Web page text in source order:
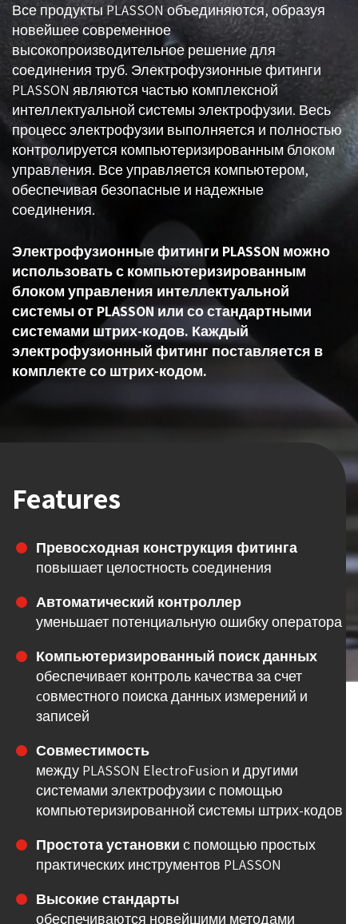
Все продукты PLASSON объединяются, образуя
новейшее современное
высокопроизводительное решение для
соединения труб. Электрофузионные фитинги
PLASSON являются частью комплексной
интеллектуальной системы электрофузии. Весь
процесс электрофузии выполняется и полностью
контролируется компьютеризированным блоком
управления. Все управляется компьютером,
обеспечивая безопасные и надежные
соединения.
Электрофузионные фитинги PLASSON можно
использовать с компьютеризированным
блоком управления интеллектуальной
системы от PLASSON или со стандартными
системами штрих-кодов. Каждый
электрофузионный фитинг поставляется в
комплекте со штрих-кодом.
Features
Превосходная конструкция фитинга
повышает целостность соединения
Автоматический контроллер
уменьшает потенциальную ошибку оператора
Компьютеризированный поиск данных
обеспечивает контроль качества за счет
cовместного поиска данных измерений и
записей
Совместимость
между PLASSON ElectroFusion и другими
системами электрофузии с помощью
компьютеризированной системы штрих-кодов
Простота установки с помощью простых
практических инструментов PLASSON
Высокие стандарты
обеспечиваются новейшими методами